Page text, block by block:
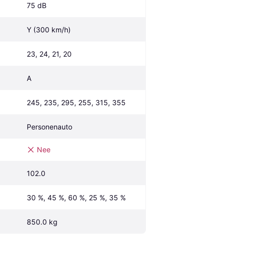
75 dB
Y (300 km/h)
23, 24, 21, 20
A
245, 235, 295, 255, 315, 355
Personenauto
Nee
102.0
30 %, 45 %, 60 %, 25 %, 35 %
850.0 kg